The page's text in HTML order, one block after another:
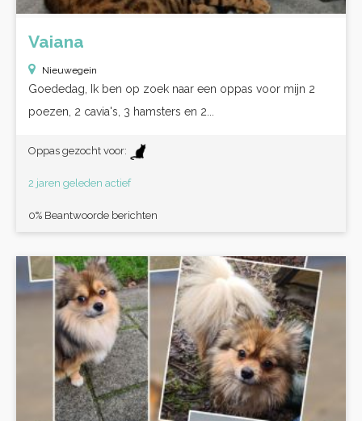
Vaiana
Nieuwegein
Goededag, Ik ben op zoek naar een oppas voor mijn 2
poezen, 2 cavia's, 3 hamsters en 2...
Oppas gezocht voor:
2 jaren geleden actief
0% Beantwoorde berichten